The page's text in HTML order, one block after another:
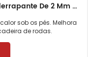
Piso Comercial De PVC Antiderrapante De 2 Mm Para Escritórios
sob os pés. Melhora
de rodas.